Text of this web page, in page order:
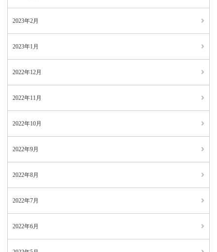
2023年2月
2023年1月
2022年12月
2022年11月
2022年10月
2022年9月
2022年8月
2022年7月
2022年6月